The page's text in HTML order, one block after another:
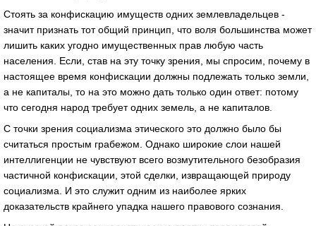
Стоять за конфискацию имуществ одних землевладельцев -
значит признать тот общий принцип, что воля большинства может
лишить каких угодно имущественных прав любую часть
населения. Если, став на эту точку зрения, мы спросим, почему в
настоящее время конфискации должны подлежать только земли,
а не капиталы, то на это можно дать только один ответ: потому
что сегодня народ требует одних земель, а не капиталов.
С точки зрения социализма этического это должно было бы
считаться простым грабежом. Однако широкие слои нашей
интеллигенции не чувствуют всего возмутительного безобразия
частичной конфискации, этой сделки, извращающей природу
социализма. И это служит одним из наиболее ярких
доказательств крайнего упадка нашего правового сознания.